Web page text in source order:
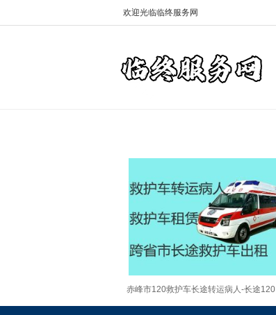
欢迎光临临终服务网
赤峰市120救护车长途转运病人-长途120
救护车护送，就近派车